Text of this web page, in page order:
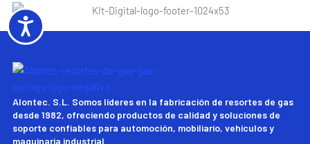
Accesibilidad
Alontec. S.L. Somos líderes en la fabricación de resortes de gas
desde 1982, ofreciendo productos de calidad y soluciones de
soporte confiables para automoción, mobiliario, vehículos y
maquinaria industrial.